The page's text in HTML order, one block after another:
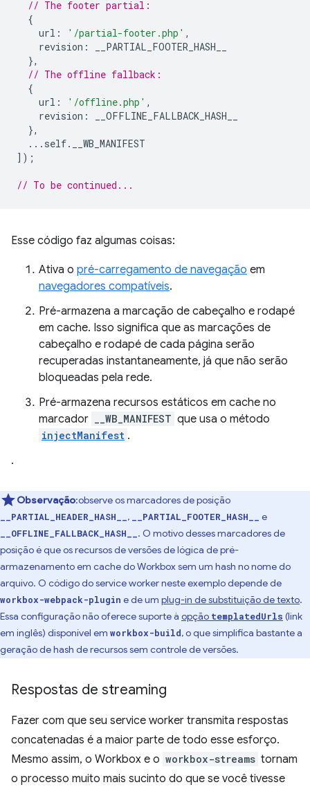
// The footer partial:
{
url : '/partial-footer.php' ,
revision :
__PARTIAL_FOOTER_HASH__
},
// The offline fallback:
{
url : '/offline.php' ,
revision :
__OFFLINE_FALLBACK_HASH__
},
... self.
__WB_MANIFEST
]);
// To be continued...
Esse código faz algumas coisas:
Ativa o pré-carregamento de navegação em
navegadores compatíveis.
Pré-armazena a marcação de cabeçalho e rodapé
em cache. Isso significa que as marcações de
cabeçalho e rodapé de cada página serão
recuperadas instantaneamente, já que não serão
bloqueadas pela rede.
Pré-armazena recursos estáticos em cache no
marcador
__WB_MANIFEST que usa o método
injectManifest .
.
Observação:observe os marcadores de posição
__PARTIAL_HEADER_HASH__ , __PARTIAL_FOOTER_HASH__ e
__OFFLINE_FALLBACK_HASH__ . O motivo desses marcadores de
posição é que os recursos de versões de lógica de pré-
armazenamento em cache do Workbox sem um hash no nome do
arquivo. O código do service worker neste exemplo depende de
workbox-webpack-plugin e de um plug-in de substituição de texto.
Essa configuração não oferece suporte à opção templatedUrls (link
em inglês) disponível em workbox-build, o que simplifica bastante a
geração de hash de recursos sem controle de versões.
Respostas de streaming
Fazer com que seu service worker transmita respostas
concatenadas é a maior parte de todo esse esforço.
Mesmo assim, o Workbox e o workbox-streams tornam
o processo muito mais sucinto do que se você tivesse